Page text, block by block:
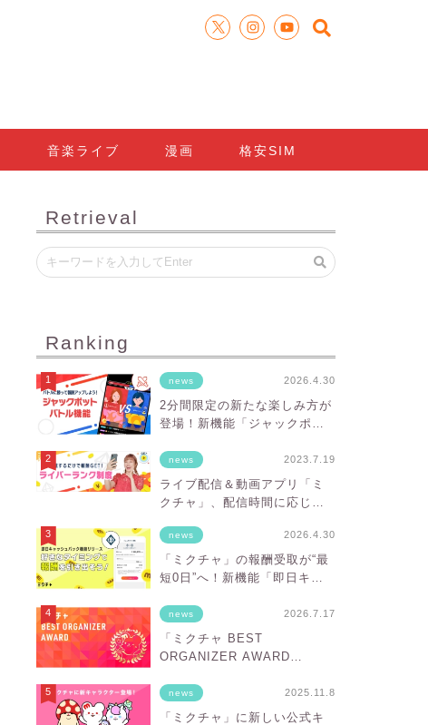
音楽ライブ 漫画 格安SIM
Retrieval
Ranking
news 2026.4.30
2分間限定の新たな楽しみ方が
登場！新機能「ジャックポッ
news 2023.7.19
ライブ配信＆動画アプリ「ミ
クチャ」、配信時間に応じて
きる「ライバーランク制度」
をスタート！
news 2026.4.30
「ミクチャ」の報酬受取が“最
短0日”へ！新機能「即日キャ
news 2026.7.17
「ミクチャ BEST
ORGANIZER AWARD
「BESTオーガナイザー賞」を
受賞
news 2025.11.8
「ミクチャ」に新しい公式キ